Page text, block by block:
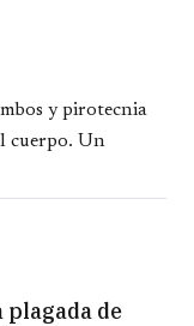
y pirotecnia
cuerpo. Un
plagada de